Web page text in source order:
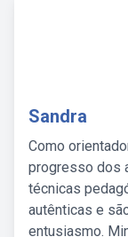
Sandra
Como
progresso dos
técnicas
autênticas e
entusiasmo.